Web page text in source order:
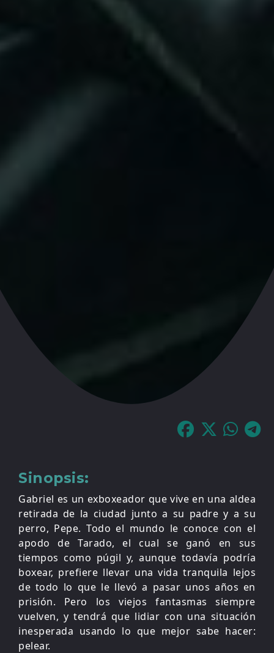
Sinopsis:
Gabriel es un exboxeador que vive en una aldea
retirada de la ciudad junto a su padre y a su
perro, Pepe. Todo el mundo le conoce con el
apodo de Tarado, el cual se ganó en sus
tiempos como púgil y, aunque todavía podría
boxear, prefiere llevar una vida tranquila lejos
de todo lo que le llevó a pasar unos años en
prisión. Pero los viejos fantasmas siempre
vuelven, y tendrá que lidiar con una situación
inesperada usando lo que mejor sabe hacer:
pelear.